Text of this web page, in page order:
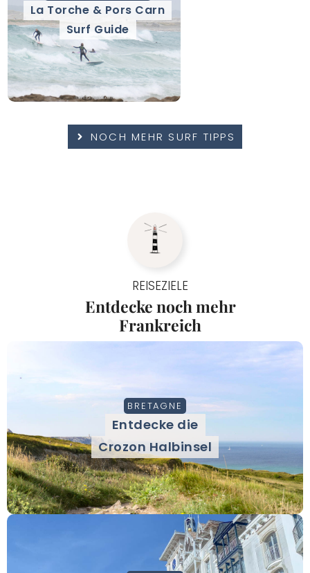
La Torche & Pors Carn
Surf Guide
NOCH MEHR SURF TIPPS
REISEZIELE
Entdecke noch mehr
Frankreich
BRETAGNE
Entdecke die
Crozon Halbinsel